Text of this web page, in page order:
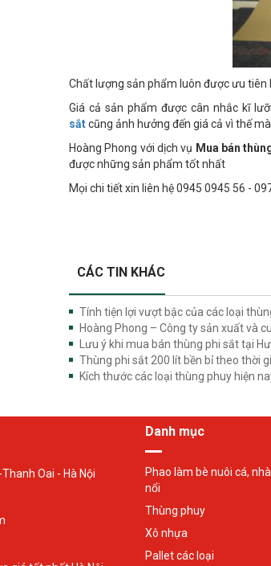
Chất lượng sản phẩm luôn được ưu tiên
Giá cả sản phẩm được cân nhắc kĩ
sắtcũng ảnh hưởng đến giá cả vì thế
Hoàng Phong với dịch vụ Mua bán
được những sản phẩm tốt nhất
Mọi chi tiết xin liên hệ 0945 0945 56 -
CÁC TIN KHÁC
Tính tiện lợi vượt bậc của các loại
Hoàng Phong – Công ty sản xuất và
Lưu ý khi mua bán thùng phi sắt tại
Thùng phi sắt 200 lít bền bỉ theo thời
Kích thước các loại thùng phuy hiện
Oai - Hà Nội
Danh mục
Phao làm bè nuôi cá, nhà
nổi
Thùng phuy
Xô nhựa
Pallet các loại